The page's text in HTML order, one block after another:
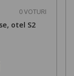
0 VOTURI
otel S2